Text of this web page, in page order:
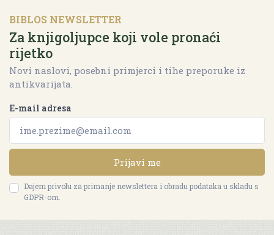
BIBLOS NEWSLETTER
Za knjigoljupce koji vole pronaći
rijetko
Novi naslovi, posebni primjerci i tihe preporuke iz
antikvarijata.
E-mail adresa
Prijavi me
Dajem privolu za primanje newslettera i obradu podataka u skladu s
GDPR-om.